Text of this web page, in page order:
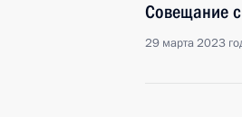
Совещание с
29 марта 2023